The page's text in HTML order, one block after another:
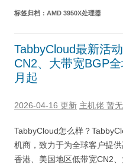
标签归档： AMD 3950X处理器
TabbyCloud最新活
CN2、大带宽BGP
月起
2026-04-16 更新 主机佬 暂
TabbyCloud怎么样？
机商，致力于为全球客户提
香港、美国地区低带宽CN2